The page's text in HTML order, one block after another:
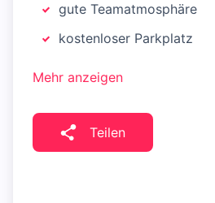
gute Teamatmosphäre
kostenloser Parkplatz
Mehr anzeigen
Teilen